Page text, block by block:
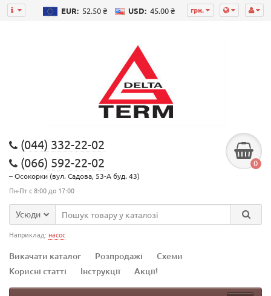
грн.
EUR: 52.50 ₴ USD: 45.00 ₴
(044) 332-22-02
(066) 592-22-02
– Осокорки (вул. Садова, 53-А буд. 43)
Пн-Пт с 8:00 до 17:00
0
Усюди
Наприклад: насос
Викачати каталог Розпродажі
Схеми
Корисні статті
Інструкції Акції!